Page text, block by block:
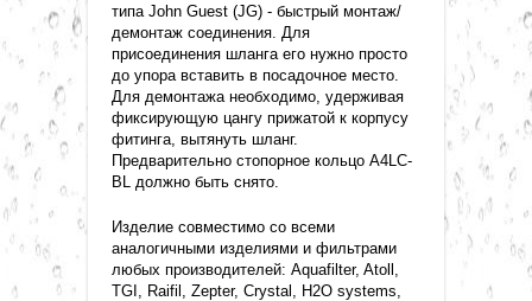
типа John Guest (JG) - быстрый монтаж/
демонтаж соединения. Для
присоединения шланга его нужно просто
до упора вставить в посадочное место.
Для демонтажа необходимо, удерживая
фиксирующую цангу прижатой к корпусу
фитинга, вытянуть шланг.
Предварительно стопорное кольцо A4LC-
BL должно быть снято.
Изделие совместимо со всеми
аналогичными изделиями и фильтрами
любых производителей: Aquafilter, Atoll,
TGI, Raifil, Zepter, Crystal, H2O systems,